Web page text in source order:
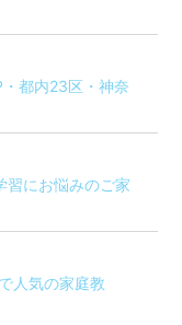
都内23区・神奈
習にお悩みのご家
人気の家庭教